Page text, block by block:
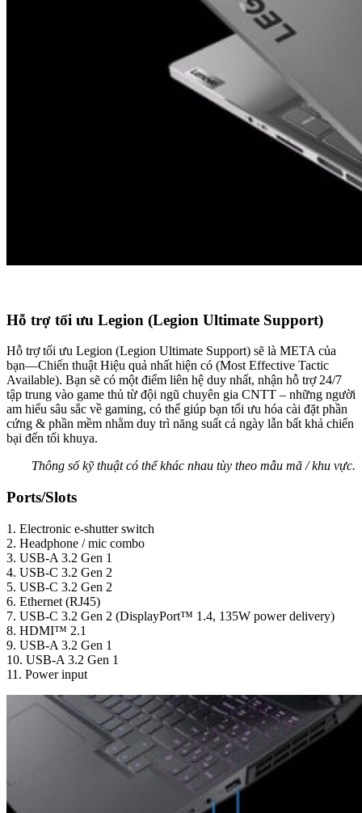
Hỗ trợ tối ưu Legion (Legion Ultimate Support)
Hỗ trợ tối ưu Legion (Legion Ultimate Support) sẽ là META của
bạn—Chiến thuật Hiệu quả nhất hiện có (Most Effective Tactic
Available). Bạn sẽ có một điểm liên hệ duy nhất, nhận hỗ trợ 24/7
tập trung vào game thủ từ đội ngũ chuyên gia CNTT – những người
am hiểu sâu sắc về gaming, có thể giúp bạn tối ưu hóa cài đặt phần
cứng & phần mềm nhằm duy trì năng suất cả ngày lẫn bất khả chiến
bại đến tối khuya.
Thông số kỹ thuật có thể khác nhau tùy theo mẫu mã / khu vực.
Ports/Slots
1. Electronic e-shutter switch
2. Headphone / mic combo
3. USB-A 3.2 Gen 1
4. USB-C 3.2 Gen 2
5. USB-C 3.2 Gen 2
6. Ethernet (RJ45)
7. USB-C 3.2 Gen 2 (DisplayPort™ 1.4, 135W power delivery)
8. HDMI™ 2.1
9. USB-A 3.2 Gen 1
10. USB-A 3.2 Gen 1
11. Power input